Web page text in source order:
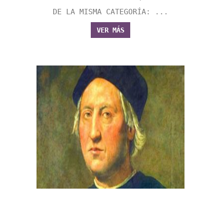
DE LA MISMA CATEGORÍA: ...
VER MÁS